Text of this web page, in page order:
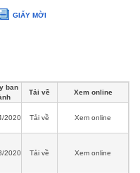
GIẤY MỜI
ban
Tải về Xem online
2020 Tải về Xem online
2020 Tải về Xem online